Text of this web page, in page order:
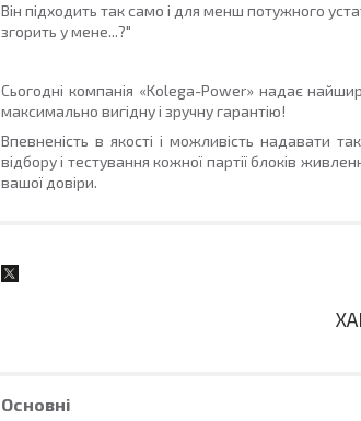
Він підходить так само і для менш потужного
згорить у мене...?"
Сьогодні компанія «Kolega-Power»надає
максимально вигідну і зручну гарантію!
Впевненість в якості і можливість надавати
відбору і тестування кожної партії блоків
вашої довіри.
Основні